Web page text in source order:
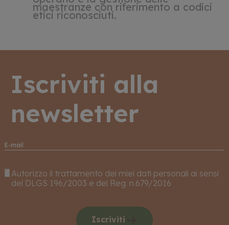
maestranze con riferimento a codici
etici riconosciuti.
Iscriviti alla
newsletter
Autorizzo il trattamento dei miei dati personali ai sensi
del DLGS 196/2003 e del Reg. n.679/2016
Iscriviti